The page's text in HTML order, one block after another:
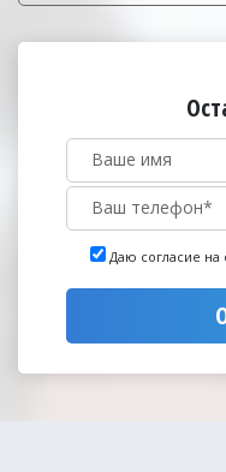
Даю согласие